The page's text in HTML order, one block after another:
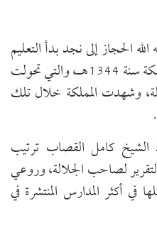
الحجاز إلى نجد بدأ التعليم
المنظَّم، بإنشاء مديرية المعارف في مكة سنة 1344هـ، والتي تحولت
مستقلة، وشهدت المملكة خلال تلك
الأستاذ الشيخ كامل القصاب ترتيب
لصاحب الجلالة، وروعي
في أكثر المدارس المنتشرة في